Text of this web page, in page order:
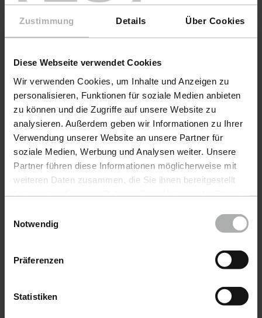
Zustimmung Details Über Cookies
Diese Webseite verwendet Cookies
Wir verwenden Cookies, um Inhalte und Anzeigen zu
personalisieren, Funktionen für soziale Medien anbieten
zu können und die Zugriffe auf unsere Website zu
analysieren. Außerdem geben wir Informationen zu Ihrer
Verwendung unserer Website an unsere Partner für
soziale Medien, Werbung und Analysen weiter. Unsere
Partner führen diese Informationen möglicherweise mit
weiteren Daten zusammen, die Sie ihnen bereitgestellt
Einstellungen zu den Cookies finden Sie unter
Notwendig
Präferenzen
Statistiken
Productos
Cuidado DelAutomóvil
Cuidado DeEmbarcaciones
COLOURLOCK CuidadoDelCuero
Accesorios
Enviar muestra de color
Service